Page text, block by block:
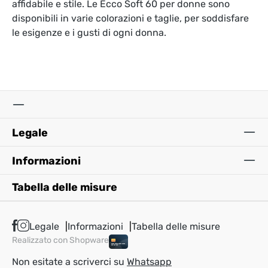
affidabile e stile. Le Ecco Soft 60 per donne sono
disponibili in varie colorazioni e taglie, per soddisfare
le esigenze e i gusti di ogni donna.
Legale
Informazioni
Tabella delle misure
Legale Informazioni Tabella delle misure
Realizzato con Shopware
Non esitate a scriverci su Whatsapp